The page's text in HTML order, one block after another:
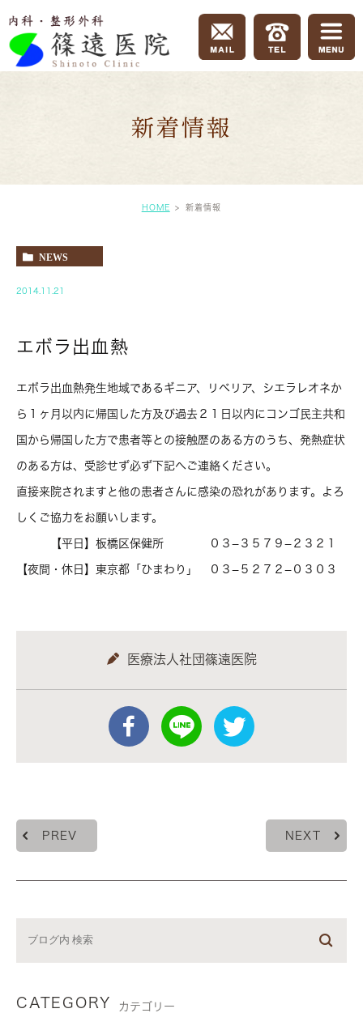
新着情報
HOME 新着情報
NEWS
2014.11.21
エボラ出血熱
エボラ出血熱発生地域であるギニア、リベリア、シエラレオネか
ら１ヶ月以内に帰国した方及び過去２１日以内にコンゴ民主共和
国から帰国した方で患者等との接触歴のある方のうち、発熱症状
のある方は、受診せず必ず下記へご連絡ください。
直接来院されますと他の患者さんに感染の恐れがあります。よろ
しくご協力をお願いします。
【平日】板橋区保健所 ０３−３５７９−２３２１
【夜間・休日】東京都「ひまわり」 ０３−５２７２−０３０３
医療法人社団篠遠医院
PREV NEXT
CATEGORY カテゴリー